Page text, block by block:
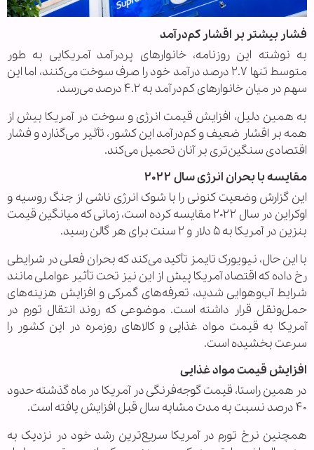
فشار بیشتر بر اقشار کم‌درآمد
به نوشته این روزنامه، خانوارهای پردرآمد آمریکایی به طور
متوسط تنها ۲.۷ درصد درآمد خود را صرف سوخت می‌کنند، اما این
سهم در میان خانوارهای کم‌درآمد به ۴.۲ درصد می‌رسد.
به همین دلیل، افزایش قیمت انرژی و سوخت در آمریکا بیش از
همه بر اقشار ضعیف و کم‌درآمد این کشور، تأثیر می‌گذارد و فشار
اقتصادی سنگین‌تری بر آنان تحمیل می‌کند.
مقایسه با بحران انرژی سال ۲۰۲۲
این گزارش وضعیت کنونی را با شوک انرژی ناشی از جنگ روسیه و
اوکراین در سال ۲۰۲۲ مقایسه کرده است، زمانی که میانگین قیمت
بنزین در آمریکا به ۵ دلار و ۲ سنت برای هر گالن رسید.
با این حال، نیویورک تایمز تأکید می‌کند که بحران فعلی در شرایطی
رخ داده که اقتصاد آمریکا پیش از این نیز تحت تأثیر عواملی مانند
شرایط آب‌وهوایی شدید، تعرفه‌های گمرکی و افزایش هزینه‌های
حمل‌ونقل قرار داشته است. موضوعی که روند انتقال تورم در
آمریکا به قیمت مواد غذایی و کالاهای روزمره در این کشور را
سرعت بخشیده است.
افزایش قیمت مواد غذایی
در همین راستا، قیمت گوجه‌فرنگی در آمریکا در ماه گذشته حدود
۴۰ درصد نسبت به مدت مشابه سال قبل افزایش یافته است.
همچنین نرخ تورم در آمریکا سریع‌ترین رشد خود در نزدیک به